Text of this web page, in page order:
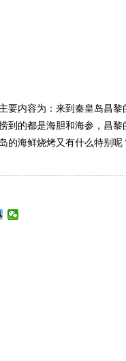
要内容为：来到秦皇岛昌
到的都是海胆和海参，昌
的海鲜烧烤又有什么特别